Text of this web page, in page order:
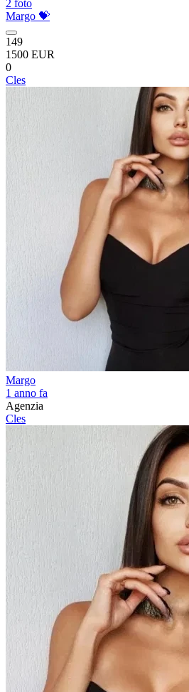
2 foto
Margo 💝
149
1500 EUR
0
Cles
Margo
1 anno fa
Agenzia
Cles